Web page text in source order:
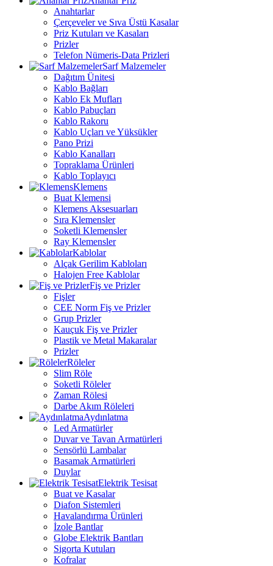
Anahtarlar
Çerçeveler ve Sıva Üstü Kasalar
Priz Kutuları ve Kasaları
Prizler
Telefon Nümeris-Data Prizleri
Sarf Malzemeler
Dağıtım Ünitesi
Kablo Bağları
Kablo Ek Mufları
Kablo Pabuçları
Kablo Rakoru
Kablo Uçları ve Yüksükler
Pano Prizi
Kablo Kanalları
Topraklama Ürünleri
Kablo Toplayıcı
Klemens
Buat Klemensi
Klemens Aksesuarları
Sıra Klemensler
Soketli Klemensler
Ray Klemensler
Kablolar
Alçak Gerilim Kabloları
Halojen Free Kablolar
Fiş ve Prizler
Fişler
CEE Norm Fiş ve Prizler
Grup Prizler
Kauçuk Fiş ve Prizler
Plastik ve Metal Makaralar
Prizler
Röleler
Slim Röle
Soketli Röleler
Zaman Rölesi
Darbe Akım Röleleri
Aydınlatma
Led Armatürler
Duvar ve Tavan Armatürleri
Sensörlü Lambalar
Basamak Armatürleri
Duylar
Elektrik Tesisat
Buat ve Kasalar
Diafon Sistemleri
Havalandırma Ürünleri
İzole Bantlar
Globe Elektrik Bantları
Sigorta Kutuları
Kofralar